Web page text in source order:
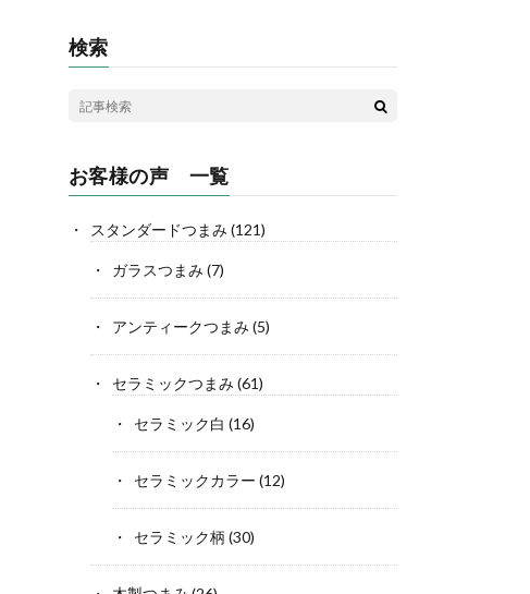
検索
お客様の声 一覧
スタンダードつまみ (121)
ガラスつまみ (7)
アンティークつまみ (5)
セラミックつまみ (61)
セラミック白 (16)
セラミックカラー (12)
セラミック柄 (30)